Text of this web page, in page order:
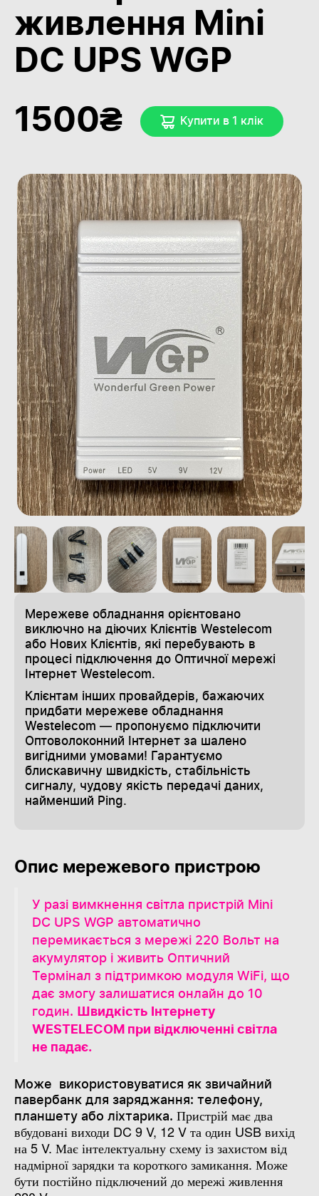
живлення Mini
DC UPS WGP
1500₴
Купити в 1 клiк
Мережеве обладнання орієнтовано
виключно на діючих Клієнтів Westelecom
або Нових Клієнтів, які перебувають в
процесі підключення до Оптичної мережі
Інтернет Westelecom.
Клієнтам інших провайдерів, бажаючих
придбати мережеве обладнання
Westelecom — пропонуємо підключити
Оптоволоконний Інтернет за шалено
вигідними умовами! Гарантуємо
блискавичну швидкість, стабільність
сигналу, чудову якість передачі даних,
найменший Ping.
Опис мережевого пристрою
У разі вимкнення світла пристрій Mini
DC UPS WGP автоматично
перемикається з мережі 220 Вольт на
акумулятор і живить Оптичний
Термінал з підтримкою модуля WiFi, що
дає змогу залишатися онлайн до 10
годин. Швидкість Інтернету
WESTELECOM при відключенні світла
не падає.
Може використовуватися як звичайний
павербанк для заряджання: телефону,
планшету або ліхтарика. Пристрій має два
вбудовані виходи DC 9 V, 12 V та один USB вихід
на 5 V. Має інтелектуальну схему із захистом від
надмірної зарядки та короткого замикання. Може
бути постійно підключений до мережі живлення